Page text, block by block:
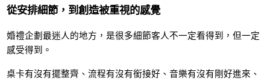
從安排細節，到創造被重視的感覺
婚禮企劃最迷人的地方，是很多細節客人不一定看得到，但一定
感受得到。
桌卡有沒有擺整齊、流程有沒有銜接好、音樂有沒有剛好進來、